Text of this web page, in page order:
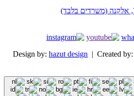
Design by: hazut design | Created by: